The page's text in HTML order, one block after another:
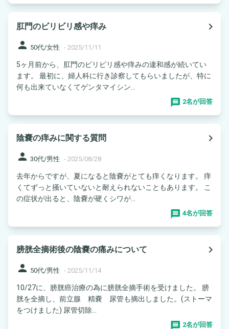
肛門のビリビリ感や痒み
navigate_next
person 50代/女性 - 2025/11/11
5ヶ月前から、肛門のビリビリ感や痒みの違和感が続いてい
ます。 最初に、婦人科に行き診察してもらいましたが、特に
何も出来ていなくてゲンタマイシン...
2名が回答
陰嚢の痒みに関する質問
navigate_next
person 30代/男性 - 2025/08/28
去年からですが、夏になると陰嚢がとても痒くなります。 痒
くてずっと掻いていないと耐えられないこともあります。 こ
の症状が出ると、陰嚢が硬くシワが...
4名が回答
膀胱全摘術後の陰嚢の痛みについて
navigate_next
person 50代/男性 - 2025/11/14
10/27に、膀胱癌治療の為に膀胱全摘手術を受けました。 膀
胱を全摘し、前立腺 精嚢 尿管も摘出しました。(ストーマ
をつけました) 尿管切除...
2名が回答